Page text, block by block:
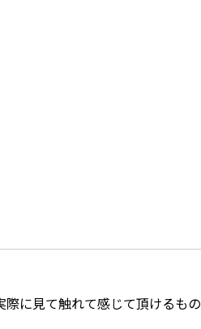
に見て触れて感じて頂けるもの